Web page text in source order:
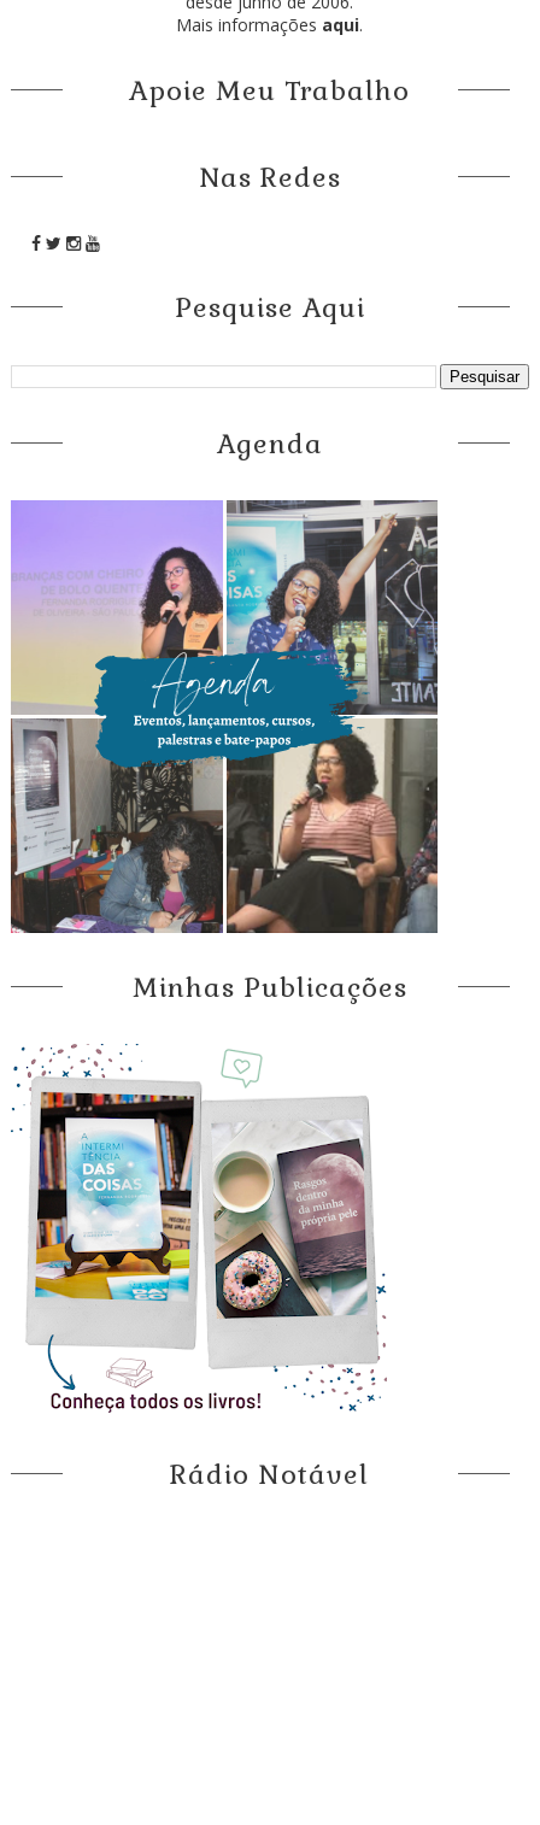
Mais informações aqui.
Apoie Meu Trabalho
Nas Redes
Pesquise Aqui
Agenda
Minhas Publicações
Rádio Notável